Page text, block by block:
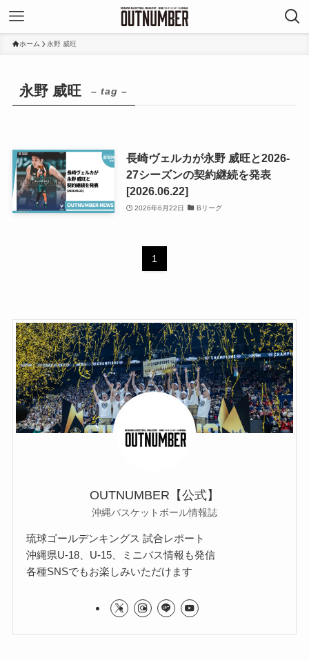
ホーム 永野 威旺
永野 威旺 – tag –
長崎ヴェルカが永野 威旺と2026-
27シーズンの契約継続を発表
[2026.06.22]
2026年6月22日 Bリーグ
1
OUTNUMBER【公式】
沖縄バスケットボール情報誌
琉球ゴールデンキングス 試合レポート
沖縄県U-18、U-15、ミニバス情報も発信
各種SNSでもお楽しみいただけます